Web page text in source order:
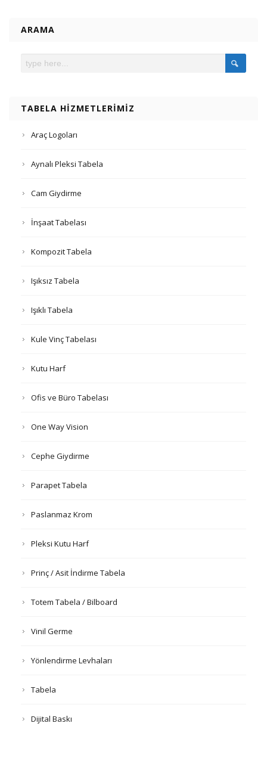
ARAMA
TABELA HIZMETLERIMIZ
Araç Logoları
Aynalı Pleksi Tabela
Cam Giydirme
İnşaat Tabelası
Kompozit Tabela
Işıksız Tabela
Işıklı Tabela
Kule Vinç Tabelası
Kutu Harf
Ofis ve Büro Tabelası
One Way Vision
Cephe Giydirme
Parapet Tabela
Paslanmaz Krom
Pleksi Kutu Harf
Prinç / Asit İndirme Tabela
Totem Tabela / Bilboard
Vinil Germe
Yönlendirme Levhaları
Tabela
Dijital Baskı